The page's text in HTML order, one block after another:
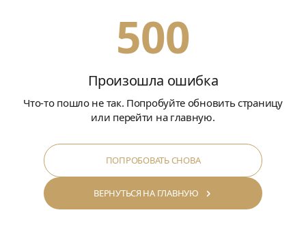
500
Произошла ошибка
Что-то пошло не так. Попробуйте обновить страницу
или перейти на главную.
ПОПРОБОВАТЬ СНОВА
ВЕРНУТЬСЯ НА ГЛАВНУЮ